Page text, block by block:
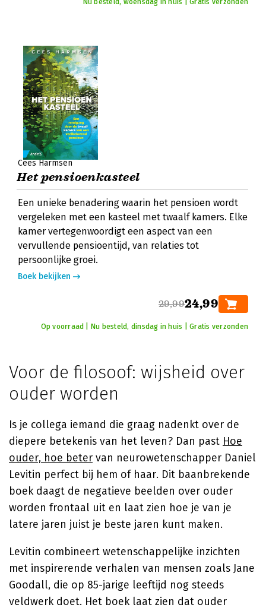
Nu besteld, woensdag in huis | Gratis verzonden
Cees Harmsen
Het pensioenkasteel
Een unieke benadering waarin het pensioen wordt
vergeleken met een kasteel met twaalf kamers. Elke
kamer vertegenwoordigt een aspect van een
vervullende pensioentijd, van relaties tot
persoonlijke groei.
Boek bekijken
29,9924,99
Op voorraad | Nu besteld, dinsdag in huis | Gratis verzonden
Voor de filosoof: wijsheid over
ouder worden
Is je collega iemand die graag nadenkt over de
diepere betekenis van het leven? Dan past Hoe
ouder, hoe beter van neurowetenschapper Daniel
Levitin perfect bij hem of haar. Dit baanbrekende
boek daagt de negatieve beelden over ouder
worden frontaal uit en laat zien hoe je van je
latere jaren juist je beste jaren kunt maken.
Levitin combineert wetenschappelijke inzichten
met inspirerende verhalen van mensen zoals Jane
Goodall, die op 85-jarige leeftijd nog steeds
veldwerk doet. Het boek laat zien dat ouder